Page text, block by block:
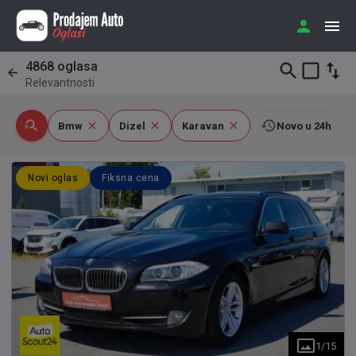
4868 oglasa
Relevantnosti
Bmw Dizel Karavan Novo u 24h
Novi oglas Fiksna cena
1 /15